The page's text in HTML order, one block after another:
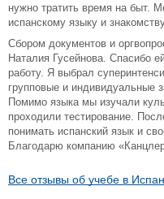
нужно тратить время на быт.
испанскому языку и
Сбором документов и
Наталия Гусейнова. Спасибо
работу. Я выбрал
групповые и индивидуальные
Помимо языка мы изучали
проходили тестирование.
понимать испанский язык и
Благодарю компанию
Все отзывы об учебе в